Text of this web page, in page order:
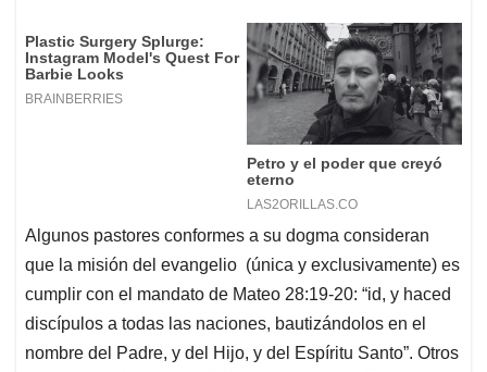
Algunos pastores conformes a su dogma consideran
que la misión del evangelio (única y exclusivamente) es
cumplir con el mandato de Mateo 28:19-20: “id, y haced
discípulos a todas las naciones, bautizándolos en el
nombre del Padre, y del Hijo, y del Espíritu Santo”. Otros